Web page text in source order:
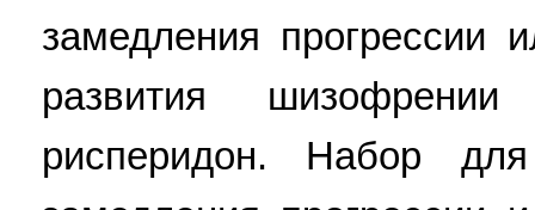
замедления прогрессии
развития
рисперидон. Набор